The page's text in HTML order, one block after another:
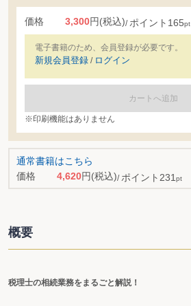
価格 3,300円(税込) ポイント 165pt
電子書籍のため、会員登録が必要です。
新規会員登録 / ログイン
カートへ追加
※印刷機能はありません
通常書籍はこちら
価格
4,620円(税込) ポイント 231pt
概要
税理士の相続業務をまるごと解説！